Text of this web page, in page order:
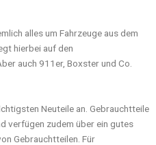
alles um Fahrzeuge aus dem
hierbei auf den
auch 911er, Boxster und Co.
Neuteile an. Gebrauchtteile
verfügen zudem über ein gutes
Gebrauchtteilen. Für